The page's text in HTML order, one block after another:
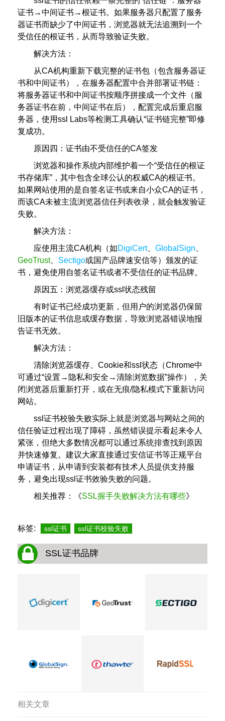
证书→中间证书→根证书。如果服务器只配置了服务
器证书而缺少了中间证书，浏览器就无法追溯到一个
受信任的根证书，从而导致验证失败。
解决方法：
从CA机构重新下载完整的证书包（包含服务器证
书和中间证书），在服务器配置中合并部署证书链：
将服务器证书和中间证书按顺序拼接成一个文件（服
务器证书在前，中间证书在后），配置完成后重启服
务器，使用ssl Labs等检测工具确认“证书链完整”即修
复成功。
原因四：证书由不受信任的CA签发
浏览器和操作系统内部维护着一个“受信任的根证
书存储库”，其中包含全球公认的权威CA的根证书。
如果网站使用的是自签名证书或来自小众CA的证书，
而该CA未被主流浏览器信任列表收录，就会触发验证
失败。
解决方法：
应使用主流CA机构（如DigiCert、 GlobalSign
GeoTrust、 Sectigo或国产品牌速安信等）颁发的证
书，避免使用自签名证书或者不受信任的证书品牌。
原因五：浏览器缓存或ssl状态残留
有时证书已经成功更新，但用户的浏览器仍保留
旧版本的证书信息或缓存数据，导致浏览器错误地报
告证书无效。
解决方法：
清除浏览器缓存、Cookie和ssl状态（Chrome中
可通过“设置→隐私和安全→清除浏览数据”操作），关
闭浏览器后重新打开，或在无痕/隐私模式下重新访问
网站。
ssl证书校验失败实际上就是浏览器与网站之间的
信任验证过程出现了障碍，虽然错误提示看起来令人
紧张，但绝大多数情况都可以通过系统排查找到原因
并快速修复。建议大家直接通过安信证书等正规平台
申请证书，从申请到安装都有技术人员提供支持服
务，避免出现ssl证书效验失败的问题。
相关推荐：《SSL握手失败解决方法有哪些》
标签: ssl证书 ssl证书校验失败
SSL证书品牌
相关文章